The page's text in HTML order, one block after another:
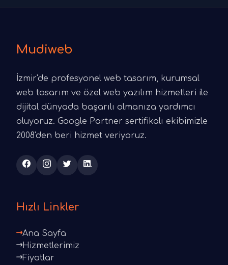
Mudiweb
İzmir'de profesyonel web tasarım, kurumsal
web tasarım ve özel web yazılım hizmetleri ile
dijital dünyada başarılı olmanıza yardımcı
oluyoruz. Google Partner sertifikalı ekibimizle
2008'den beri hizmet veriyoruz.
Hızlı Linkler
Ana Sayfa
Hizmetlerimiz
Fiyatlar